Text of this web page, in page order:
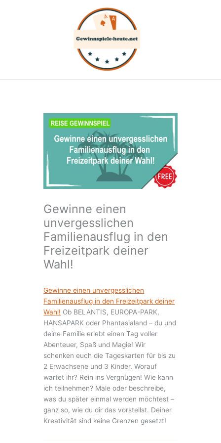
Gewinne einen
unvergesslichen
Familienausflug in den
Freizeitpark deiner
Wahl!
Gewinne einen unvergesslichen
Familienausflug in den Freizeitpark deiner
Wahl! Ob BELANTIS, EUROPA-PARK,
HANSAPARK oder Phantasialand – du und
deine Familie erlebt einen Tag voller
Abenteuer, Spaß und Magie! Wir
schenken euch die Tageskarten für bis zu
2 Erwachsene und 3 Kinder. Worauf
wartet ihr? Rein ins Vergnügen! Wie kann
ich teilnehmen? Male oder beschreibe,
was du später einmal werden möchtest –
ganz so, wie du dir das vorstellst. Deiner
Kreativität sind keine Grenzen gesetzt!